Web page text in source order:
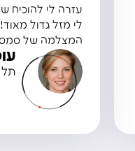
עזרה לי להוכיח
לי מזל גדול
המצלמה של
תל